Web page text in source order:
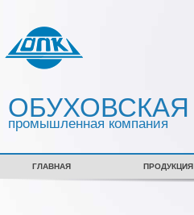
ОБУХОВСКАЯ
промышленная компания
ГЛАВНАЯ ПРОДУКЦИЯ